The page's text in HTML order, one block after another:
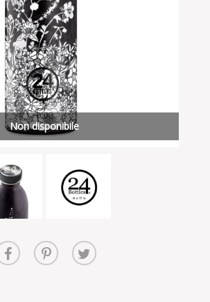
Non disponibile